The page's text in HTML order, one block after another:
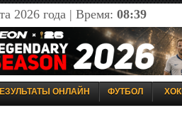
2026 года | Время: 08:39
ОНЛАЙН ФУТБОЛ